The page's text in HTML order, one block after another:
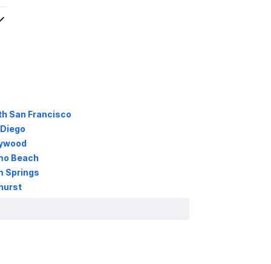
San Francisco
Beach
Springs